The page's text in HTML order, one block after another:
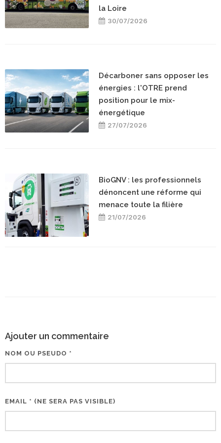
la Loire
30/07/2026
Décarboner sans opposer les
énergies : l'OTRE prend
position pour le mix-
énergétique
27/07/2026
BioGNV : les professionnels
dénoncent une réforme qui
menace toute la filière
21/07/2026
Ajouter un commentaire
NOM OU PSEUDO *
EMAIL * (NE SERA PAS VISIBLE)